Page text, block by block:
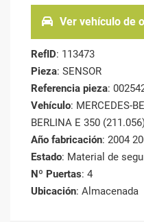
Ver vehículo de
RefID: 113473
Pieza: SENSOR
Referencia pieza:
Vehículo: MERCEDES-
BERLINA E 350
Año fabricación: 2004
Estado: Material de
Nº Puertas: 4
Ubicación: Almacenada